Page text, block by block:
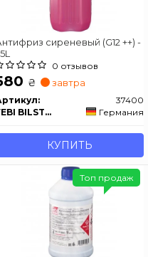
сиреневый (G12 ++) -
0 отзывов
₴ завтра
37400
FEBI BILSTEIN
Германия
КУПИТЬ
Топ продаж